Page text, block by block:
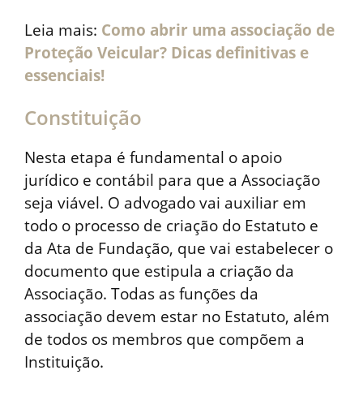
Leia mais: Como abrir uma associação de
Proteção Veicular? Dicas definitivas e
essenciais!
Constituição
Nesta etapa é fundamental o apoio
jurídico e contábil para que a Associação
seja viável. O advogado vai auxiliar em
todo o processo de criação do Estatuto e
da Ata de Fundação, que vai estabelecer o
documento que estipula a criação da
Associação. Todas as funções da
associação devem estar no Estatuto, além
de todos os membros que compõem a
Instituição.